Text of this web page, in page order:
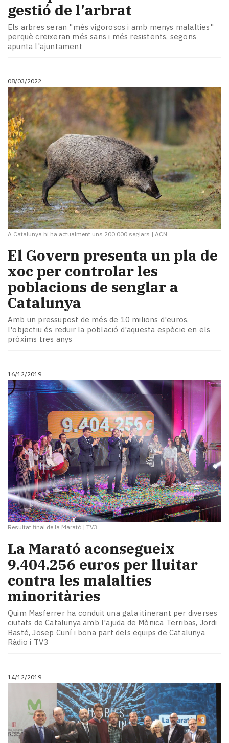
gestió de l'arbrat
Els arbres seran "més vigorosos i amb menys malalties"
perquè creixeran més sans i més resistents, segons
apunta l'ajuntament
08/03/2022
A Catalunya hi ha actualment uns 200.000 seglars | ACN
El Govern presenta un pla de
xoc per controlar les
poblacions de senglar a
Catalunya
Amb un pressupost de més de 10 milions d'euros,
l'objectiu és reduir la població d'aquesta espècie en els
pròxims tres anys
16/12/2019
Resultat final de la Marató | TV3
La Marató aconsegueix
9.404.256 euros per lluitar
contra les malalties
minoritàries
Quim Masferrer ha conduit una gala itinerant per diverses
ciutats de Catalunya amb l'ajuda de Mònica Terribas, Jordi
Basté, Josep Cuní i bona part dels equips de Catalunya
Ràdio i TV3
14/12/2019